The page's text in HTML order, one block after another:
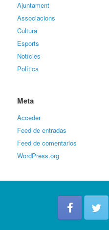
Ajuntament
Associacions
Cultura
Esports
Notícies
Política
Meta
Acceder
Feed de entradas
Feed de comentarios
WordPress.org